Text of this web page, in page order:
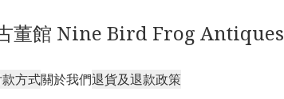
董館 Nine Bird Frog Antiques
方式關於我們退貨及退款政策